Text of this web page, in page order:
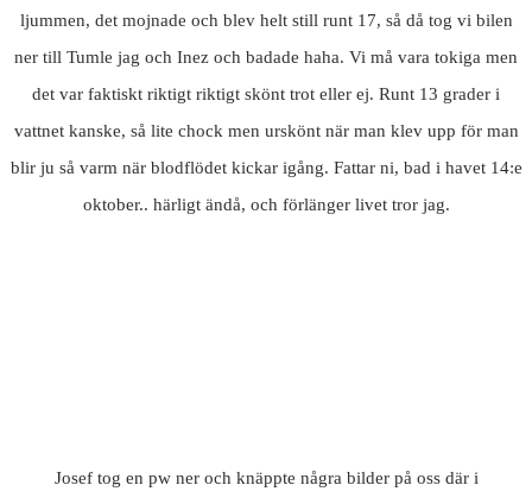
ljummen, det mojnade och blev helt still runt 17, så då tog vi bilen
ner till Tumle jag och Inez och badade haha. Vi må vara tokiga men
det var faktiskt riktigt riktigt skönt trot eller ej. Runt 13 grader i
vattnet kanske, så lite chock men urskönt när man klev upp för man
blir ju så varm när blodflödet kickar igång. Fattar ni, bad i havet 14:e
oktober.. härligt ändå, och förlänger livet tror jag.
Josef tog en pw ner och knäppte några bilder på oss där i